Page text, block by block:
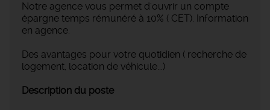
Notre agence vous permet d'ouvrir un compte
épargne temps rémunéré à 10% ( CET). Information
en agence.
Des avantages pour votre quotidien ( recherche de
logement, location de véhicule...)
Description du poste